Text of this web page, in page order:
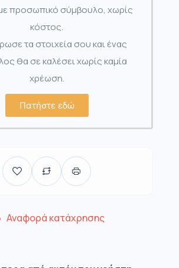
προσωπικό σύμβουλο, χωρίς
κόστος.
τα στοιχεία σου και ένας
θα σε καλέσει χωρίς καμία
χρέωση.
Πατήστε εδώ
Αναφορά κατάχρησης